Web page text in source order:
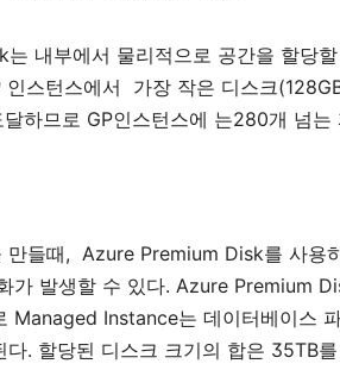
는 내부에서 물리적으로 공간을 할당할
인스턴스에서 가장 작은 디스크
달하므로 GP인스턴스에 는280개 넘는
만들때 , Azure Premium Disk를 사용
가 발생할 수 있다. Azure Premium
Managed Instance는 데이터베이스
다. 할당된 디스크 크기의 합은 35TB를